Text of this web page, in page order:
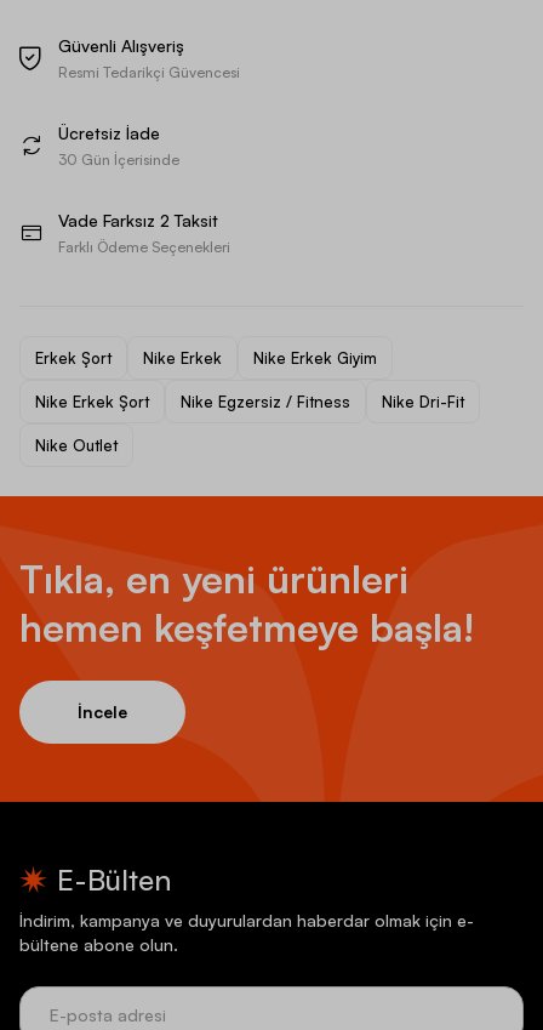
Güvenli Alışveriş
Resmi Tedarikçi Güvencesi
Ücretsiz İade
30 Gün İçerisinde
Vade Farksız 2 Taksit
Farklı Ödeme Seçenekleri
Erkek Şort Nike Erkek Nike Erkek Giyim
Nike Erkek Şort Nike Egzersiz / Fitness Nike Dri-Fit
Nike Outlet
Tıkla, en yeni ürünleri
hemen keşfetmeye başla!
İncele
E-Bülten
İndirim, kampanya ve duyurulardan haberdar olmak için e-
bültene abone olun.